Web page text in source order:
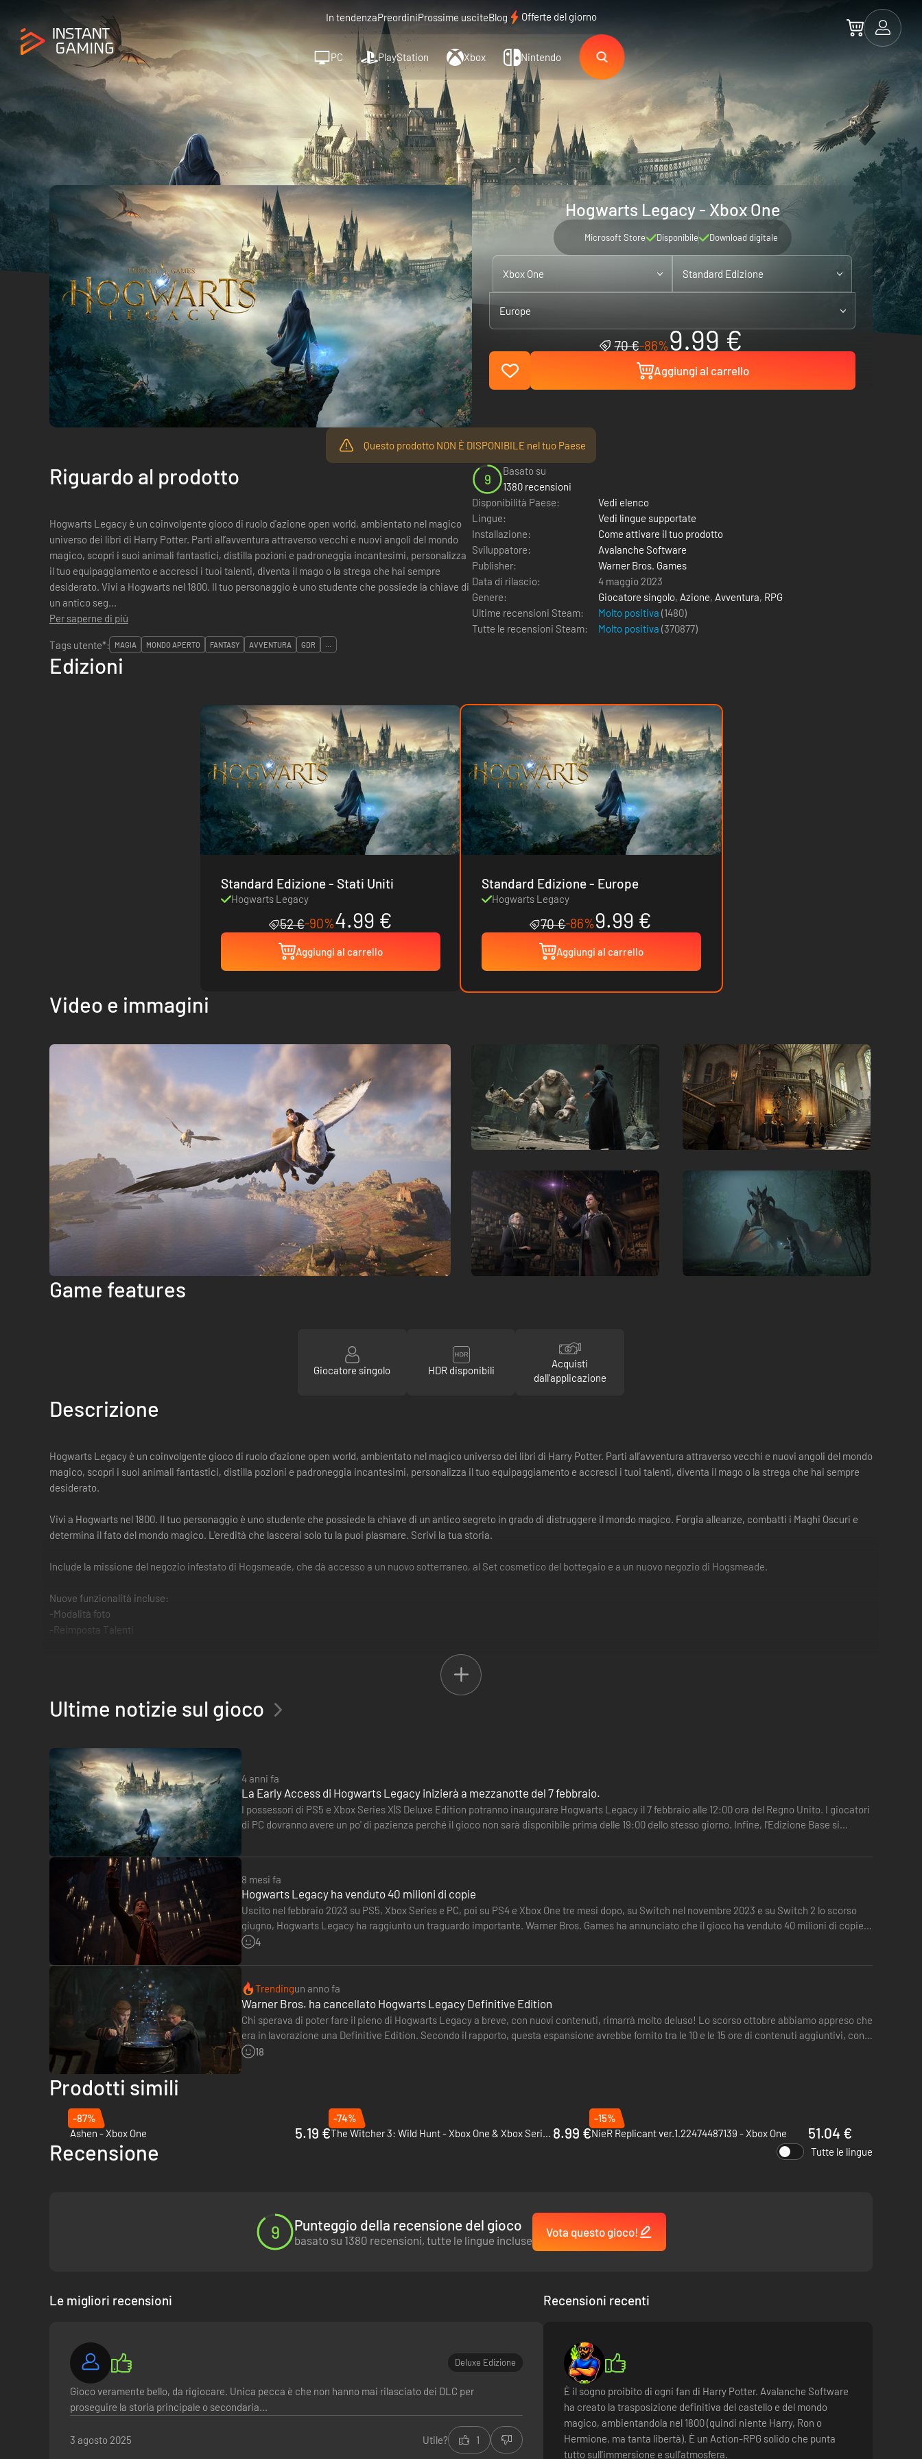
In tendenzaPreordiniProssime usciteBlog Offerte del giorno
PC PlayStation Xbox Nintendo
Hogwarts Legacy - Xbox One
Microsoft Store Disponibile Download digitale
Xbox One Standard Edizione
Europe
70 €-86%9.99 €
Aggiungi al carrello
Questo prodotto NON È DISPONIBILE nel tuo Paese
Riguardo al prodotto
Hogwarts Legacy è un coinvolgente gioco di ruolo d'azione open world, ambientato nel magico
universo dei libri di Harry Potter. Parti all’avventura attraverso vecchi e nuovi angoli del mondo
magico, scopri i suoi animali fantastici, distilla pozioni e padroneggia incantesimi, personalizza
il tuo equipaggiamento e accresci i tuoi talenti, diventa il mago o la strega che hai sempre
desiderato. Vivi a Hogwarts nel 1800. Il tuo personaggio è uno studente che possiede la chiave di
un antico seg...
Per saperne di più
9
Basato su
1380 recensioni
Disponibilità Paese:
Vedi elenco
Lingue:
Vedi lingue supportate
Installazione:
Come attivare il tuo prodotto
Sviluppatore:
Avalanche Software
Publisher:
Warner Bros. Games
Data di rilascio:
4 maggio 2023
Genere:
Giocatore singolo, Azione, Avventura, RPG
Ultime recensioni Steam:
Molto positiva (1480)
Tutte le recensioni Steam:
Molto positiva (370877)
Tags utente*:
MAGIA MONDO APERTO FANTASY AVVENTURA GDR ...
Edizioni
Standard Edizione - Stati Uniti
Hogwarts Legacy
52 €-90%4.99 €
Aggiungi al carrello
Standard Edizione - Europe
Hogwarts Legacy
70 €-86%9.99 €
Aggiungi al carrello
Video e immagini
Game features
Giocatore singolo HDR disponibili
Acquisti
dall'applicazione
Descrizione
Hogwarts Legacy è un coinvolgente gioco di ruolo d'azione open world, ambientato nel magico universo dei libri di Harry Potter. Parti all’avventura attraverso vecchi e nuovi angoli del mondo
magico, scopri i suoi animali fantastici, distilla pozioni e padroneggia incantesimi, personalizza il tuo equipaggiamento e accresci i tuoi talenti, diventa il mago o la strega che hai sempre
desiderato.
Vivi a Hogwarts nel 1800. Il tuo personaggio è uno studente che possiede la chiave di un antico segreto in grado di distruggere il mondo magico. Forgia alleanze, combatti i Maghi Oscuri e
determina il fato del mondo magico. L'eredità che lascerai solo tu la puoi plasmare. Scrivi la tua storia.
Include la missione del negozio infestato di Hogsmeade, che dà accesso a un nuovo sotterraneo, al Set cosmetico del bottegaio e a un nuovo negozio di Hogsmeade.
Nuove funzionalità incluse:
-Modalità foto
-Reimposta Talenti
Nuovi oggetti cosmetici disponibili per tutti i giocatori: Gli occhiali che sono sopravvissuti, uniforme e giaccone da prigioniero di Azkaban, cavalcatura Ippogrifo d’Ossidiana, Ricetta della
Se possiedi la versione digitale del gioco per Xbox One, potrai ottenere la versione digitale per Xbox Series X|S ad un prezzo scontato.
Ultime notizie sul gioco
4 anni fa
La Early Access di Hogwarts Legacy inizierà a mezzanotte del 7 febbraio.
I possessori di PS5 e Xbox Series X|S Deluxe Edition potranno inaugurare Hogwarts Legacy il 7 febbraio alle 12:00 ora del Regno Unito. I giocatori
di PC dovranno avere un po' di pazienza perché il gioco non sarà disponibile prima delle 19:00 dello stesso giorno. Infine, l'Edizione Base si
8 mesi fa
Hogwarts Legacy ha venduto 40 milioni di copie
Uscito nel febbraio 2023 su PS5, Xbox Series e PC, poi su PS4 e Xbox One tre mesi dopo, su Switch nel novembre 2023 e su Switch 2 lo scorso
giugno, Hogwarts Legacy ha raggiunto un traguardo importante. Warner Bros. Games ha annunciato che il gioco ha venduto 40 milioni di copie
su tutte le piattaforme.…
4
Trendingun anno fa
Warner Bros. ha cancellato Hogwarts Legacy Definitive Edition
Chi sperava di poter fare il pieno di Hogwarts Legacy a breve, con nuovi contenuti, rimarrà molto deluso! Lo scorso ottobre abbiamo appreso che
era in lavorazione una Definitive Edition. Secondo il rapporto, questa espansione avrebbe fornito tra le 10 e le 15 ore di contenuti aggiuntivi, con
una nuova…
18
Prodotti simili
-87%
Ashen - Xbox One
5.19 €
-74%
The Witcher 3: Wild Hunt - Xbox One & Xbox Series X|S 8.99 €
-15%
NieR Replicant ver.1.22474487139 - Xbox One
51.04 €
Recensione Tutte le lingue
9 Punteggio della recensione del gioco
basato su 1380 recensioni, tutte le lingue incluse
Vota questo gioco!
Le migliori recensioni
Deluxe Edizione
Gioco veramente bello, da rigiocare. Unica pecca è che non hanno mai rilasciato dei DLC per
proseguire la storia principale o secondaria...
3 agosto 2025 Utile? 1
Recensioni recenti
È il sogno proibito di ogni fan di Harry Potter. Avalanche Software
ha creato la trasposizione definitiva del castello e del mondo
magico, ambientandola nel 1800 (quindi niente Harry, Ron o
Hermione, ma tanta libertà). È un Action-RPG solido che punta
tutto sull'immersione e sull'atmosfera.